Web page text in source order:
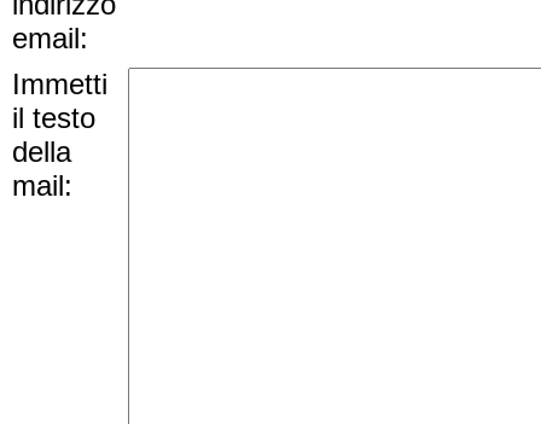
email:
Immetti
il testo
della
mail: